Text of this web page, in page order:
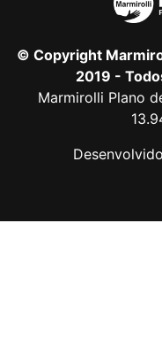
© Copyright
2019 -
Marmirolli Plano